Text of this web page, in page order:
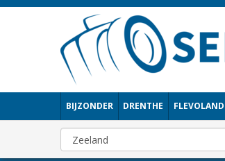
BIJZONDER DRENTHE FLEVOLAND